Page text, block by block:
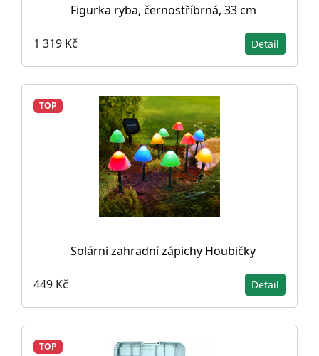
Figurka ryba, černostříbrná, 33 cm
1 319 Kč Detail
TOP
Solární zahradní zápichy Houbičky
449 Kč Detail
TOP